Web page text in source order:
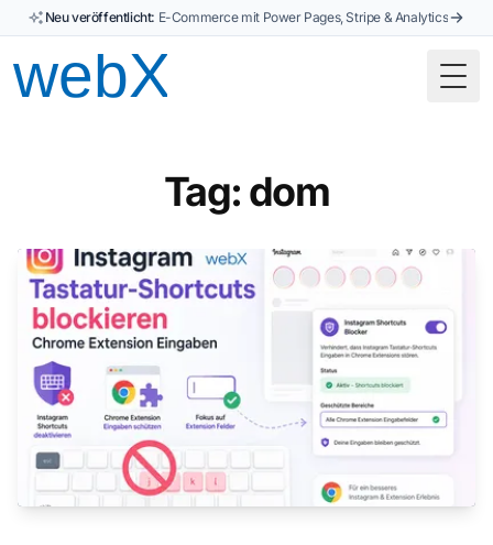
Neu veröffentlicht: E-Commerce mit Power Pages, Stripe & Analytics
Tag: dom